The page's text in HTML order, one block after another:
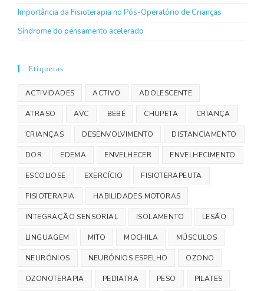
Importância da Fisioterapia no Pós-Operatório de Crianças
Síndrome do pensamento acelerado
Etiquetas
ACTIVIDADES ACTIVO ADOLESCENTE
ATRASO AVC BEBÉ CHUPETA CRIANÇA
CRIANÇAS DESENVOLVIMENTO DISTANCIAMENTO
DOR EDEMA ENVELHECER ENVELHECIMENTO
ESCOLIOSE EXERCÍCIO FISIOTERAPEUTA
FISIOTERAPIA HABILIDADES MOTORAS
INTEGRAÇÃO SENSORIAL ISOLAMENTO LESÃO
LINGUAGEM MITO MOCHILA MÚSCULOS
NEURÓNIOS NEURÓNIOS ESPELHO OZONO
OZONOTERAPIA PEDIATRA PESO PILATES